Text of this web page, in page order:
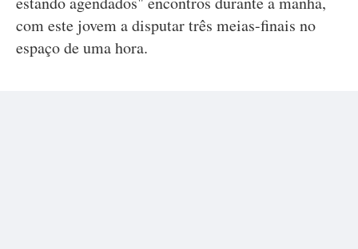
com este jovem a disputar três meias-finais no
espaço de uma hora.